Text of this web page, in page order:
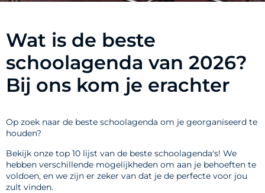
Wat is de beste
schoolagenda van 2026?
Bij ons kom je erachter
Op zoek naar de beste schoolagenda om je georganiseerd te
houden?
Bekijk onze top 10 lijst van de beste schoolagenda's! We
hebben verschillende mogelijkheden om aan je behoeften te
voldoen, en we zijn er zeker van dat je de perfecte voor jou
zult vinden.